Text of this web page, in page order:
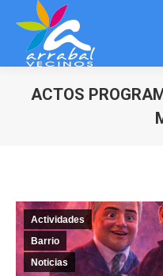
ACTOS
Actividades
Barrio
Noticias